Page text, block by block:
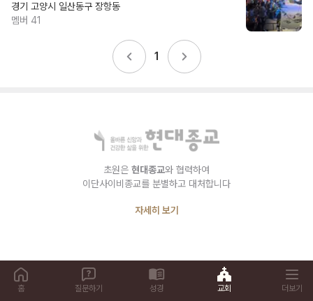
경기 고양시 일산동구 장항동
멤버 41
1
초원은 현대종교와 협력하여
이단사이비종교를 분별하고 대처합니다
자세히 보기
홈 질문하기 성경 교회 더보기